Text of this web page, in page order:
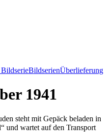
BildserienÜberlieferung
1941
steht mit Gepäck beladen in
und wartet auf den Transport